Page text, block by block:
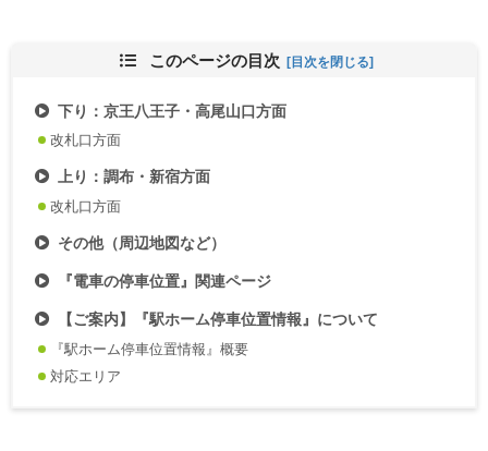
このページの目次
下り：京王八王子・高尾山口方面
改札口方面
上り：調布・新宿方面
改札口方面
その他（周辺地図など）
『電車の停車位置』関連ページ
【ご案内】『駅ホーム停車位置情報』について
『駅ホーム停車位置情報』概要
対応エリア